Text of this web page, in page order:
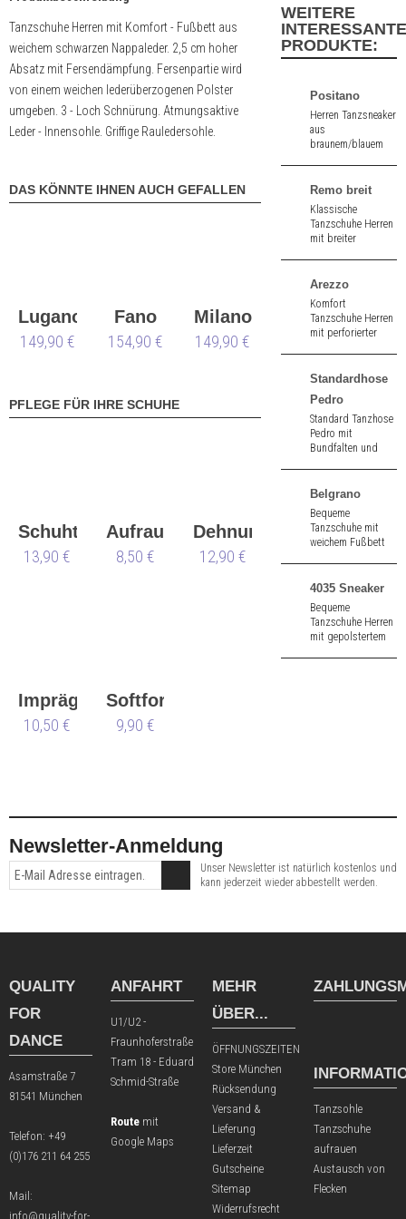
Tanzschuhe Herren mit Komfort - Fußbett aus
weichem schwarzen Nappaleder. 2,5 cm hoher
Absatz mit Fersendämpfung. Fersenpartie wird
von einem weichen lederüberzogenen Polster
umgeben. 3 - Loch Schnürung. Atmungsaktive
Leder - Innensohle. Griffige Rauledersohle.
DAS KÖNNTE IHNEN AUCH GEFALLEN
Lugano
149,90 €
Fano
Übergröße
154,90 €
Milano
breit
149,90 €
PFLEGE FÜR IHRE SCHUHE
Schuhtasche
13,90 €
Aufraubürste
8,50 €
Dehnungsschaum
12,90 €
Imprägnierspray
Waterstop
10,50 €
Softformer
9,90 €
WEITERE
INTERESSANTE
PRODUKTE:
Positano
Herren Tanzsneaker
aus
braunem/blauem
Herausnehmbare
Innensohle.
Remo breit
Klassische
Tanzschuhe Herren
mit breiter
und Velours. 2,5
cm hoher Absatz.
Arezzo
Komfort
Tanzschuhe Herren
mit perforierter
cm hoher Absatz.
Standardhose
Pedro
Standard Tanzhose
Pedro mit
Bundfalten und
Garbardine.
Knitterarm.
Belgrano
Bequeme
Tanzschuhe mit
weichem Fußbett
Nappa. 2,5 cm
hoher Absatz.
4035 Sneaker
Bequeme
Tanzschuhe Herren
mit gepolstertem
Newsletter-Anmeldung
Unser Newsletter ist natürlich kostenlos und
kann jederzeit wieder abbestellt werden.
QUALITY
FOR
DANCE
Asamstraße 7
81541 München
Telefon: +49
(0)176 211 64 255
Mail:
info@quality-for-
ANFAHRT
U1/U2 -
Fraunhoferstraße
Tram 18 - Eduard
Schmid-Straße
Route mit
Google Maps
MEHR
ÜBER...
ÖFFNUNGSZEITEN
Store München
Rücksendung
Versand &
Lieferung
Lieferzeit
Gutscheine
Sitemap
Widerrufsrecht
Tanzsohle
Tanzschuhe
aufrauen
Austausch von
Flecken